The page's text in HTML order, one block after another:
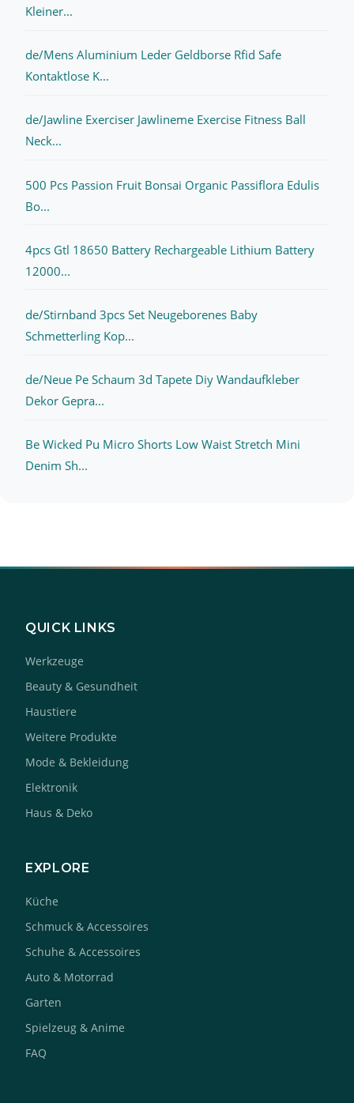
Kleiner...
de/Mens Aluminium Leder Geldborse Rfid Safe
Kontaktlose K...
de/Jawline Exerciser Jawlineme Exercise Fitness Ball
Neck...
500 Pcs Passion Fruit Bonsai Organic Passiflora Edulis
Bo...
4pcs Gtl 18650 Battery Rechargeable Lithium Battery
12000...
de/Stirnband 3pcs Set Neugeborenes Baby
Schmetterling Kop...
de/Neue Pe Schaum 3d Tapete Diy Wandaufkleber
Dekor Gepra...
Be Wicked Pu Micro Shorts Low Waist Stretch Mini
Denim Sh...
QUICK LINKS
Werkzeuge
Beauty & Gesundheit
Haustiere
Weitere Produkte
Mode & Bekleidung
Elektronik
Haus & Deko
EXPLORE
Küche
Schmuck & Accessoires
Schuhe & Accessoires
Auto & Motorrad
Garten
Spielzeug & Anime
FAQ